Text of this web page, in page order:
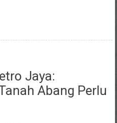
Jaya:
Abang Perlu